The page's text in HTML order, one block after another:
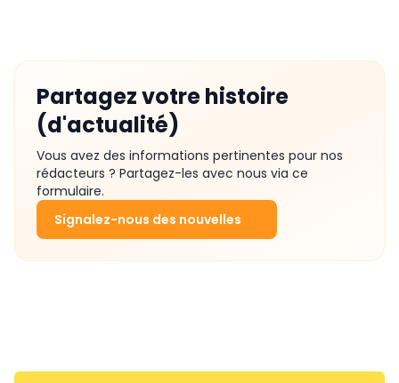
Partagez votre histoire
(d'actualité)
Vous avez des informations pertinentes pour nos
rédacteurs ? Partagez-les avec nous via ce
formulaire.
Signalez-nous des nouvelles